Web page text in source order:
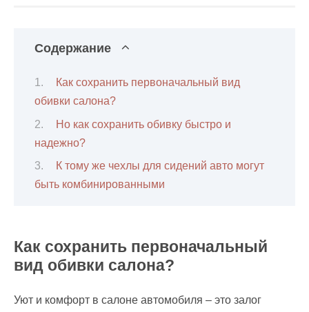
Содержание
Как сохранить первоначальный вид
обивки салона?
Но как сохранить обивку быстро и
надежно?
К тому же чехлы для сидений авто могут
быть комбинированными
Как сохранить первоначальный
вид обивки салона?
Уют и комфорт в салоне автомобиля – это залог